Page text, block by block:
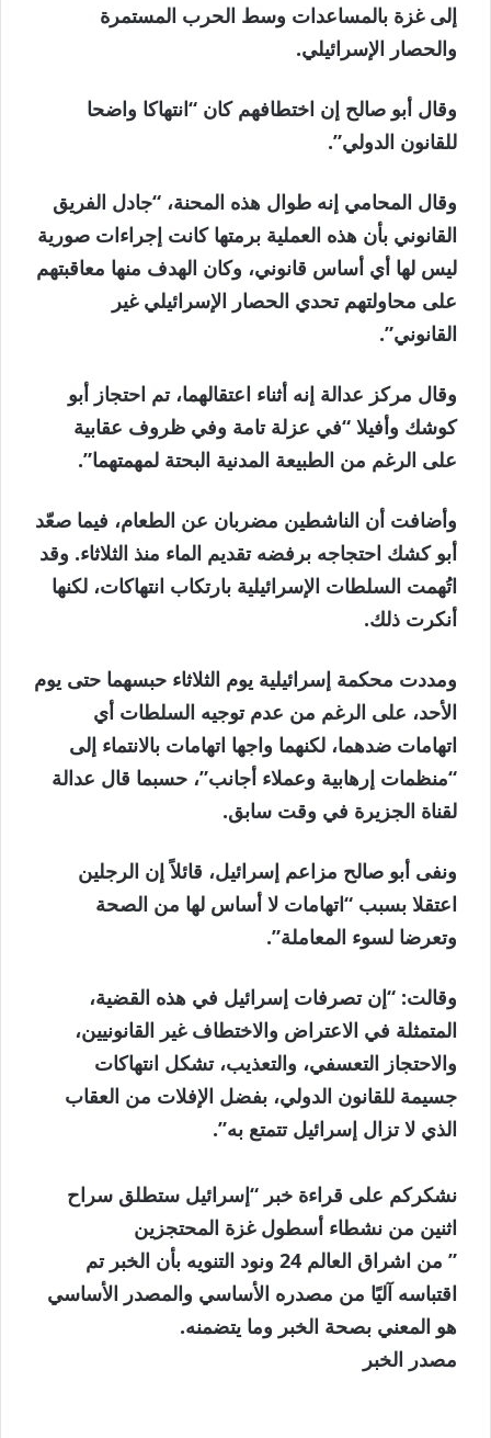
إلى غزة بالمساعدات وسط الحرب المستمرة
والحصار الإسرائيلي.
وقال أبو صالح إن اختطافهم كان “انتهاكا واضحا
للقانون الدولي”.
وقال المحامي إنه طوال هذه المحنة، “جادل الفريق
القانوني بأن هذه العملية برمتها كانت إجراءات صورية
ليس لها أي أساس قانوني، وكان الهدف منها معاقبتهم
على محاولتهم تحدي الحصار الإسرائيلي غير
القانوني”.
وقال مركز عدالة إنه أثناء اعتقالهما، تم احتجاز أبو
كوشك وأفيلا “في عزلة تامة وفي ظروف عقابية
على الرغم من الطبيعة المدنية البحتة لمهمتهما”.
وأضافت أن الناشطين مضربان عن الطعام، فيما صعّد
أبو كشك احتجاجه برفضه تقديم الماء منذ الثلاثاء. وقد
اتُهمت السلطات الإسرائيلية بارتكاب انتهاكات، لكنها
أنكرت ذلك.
ومددت محكمة إسرائيلية يوم الثلاثاء حبسهما حتى يوم
الأحد، على الرغم من عدم توجيه السلطات أي
اتهامات ضدهما، لكنهما واجها اتهامات بالانتماء إلى
“منظمات إرهابية وعملاء أجانب”، حسبما قال عدالة
لقناة الجزيرة في وقت سابق.
ونفى أبو صالح مزاعم إسرائيل، قائلاً إن الرجلين
اعتقلا بسبب “اتهامات لا أساس لها من الصحة
وتعرضا لسوء المعاملة”.
وقالت: “إن تصرفات إسرائيل في هذه القضية،
المتمثلة في الاعتراض والاختطاف غير القانونيين،
والاحتجاز التعسفي، والتعذيب، تشكل انتهاكات
جسيمة للقانون الدولي، بفضل الإفلات من العقاب
الذي لا تزال إسرائيل تتمتع به”.
نشكركم على قراءة خبر “إسرائيل ستطلق سراح
اثنين من نشطاء أسطول غزة المحتجزين
” من اشراق العالم 24 ونود التنويه بأن الخبر تم
اقتباسه آليًا من مصدره الأساسي والمصدر الأساسي
هو المعني بصحة الخبر وما يتضمنه.
مصدر الخبر